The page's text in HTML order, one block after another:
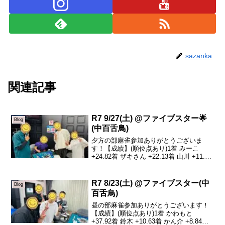
sazanka
関連記事
Blog
R7 9/27(土) @ファイブスター🌟
(中百舌鳥)
夕方の部麻雀参加ありがとうございま
す！【成績】(順位点あり)1着 みーこ
+24.82着 ザキさん +22.13着 山川 +11.04
す🎉私は昼の部で力...
Blog
R7 8/23(土) @ファイブスター(中
百舌鳥)
昼の部麻雀参加ありがとうございます！
【成績】(順位点あり)1着 かわもと
+37.92着 鈴木 +10.63着 かん介 +8.84着